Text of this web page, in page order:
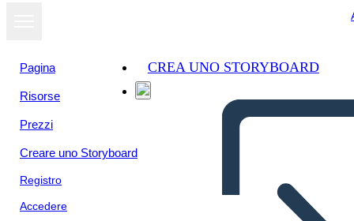
Pagina
Risorse
Prezzi
Creare uno Storyboard
Registro
Accedere
CREA UNO STORYBOARD